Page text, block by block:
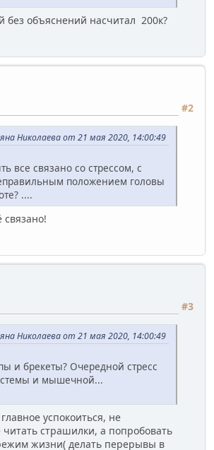
без объяснений насчитал 200к?
#2
Николаева от 21 мая 2020, 14:00:49
все связано со стрессом, с
положением головы
....
связано!
#3
Николаева от 21 мая 2020, 14:00:49
и брекеты? Очередной стресс
и мышечной...
успокоиться, не
читать страшилки, а попробовать
жизни( делать перерывы в